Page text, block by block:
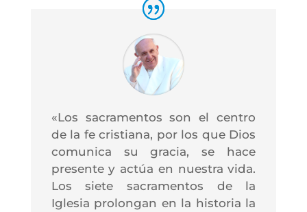
«Los sacramentos son el centro
de la fe cristiana, por los que Dios
comunica su gracia, se hace
presente y actúa en nuestra vida.
Los siete sacramentos de la
Iglesia prolongan en la historia la